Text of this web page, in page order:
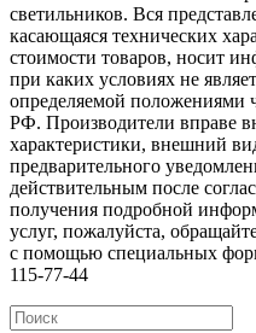
светильников. Вся
касающаяся технических
стоимости товаров, носит
при каких условиях не
определяемой положениями
РФ. Производители вправе
характеристики, внешний
предварительного
действительным после
получения подробной
услуг, пожалуйста,
с помощью специальных
115-77-44